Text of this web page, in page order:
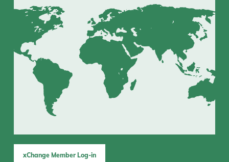
xChange Member Log-in